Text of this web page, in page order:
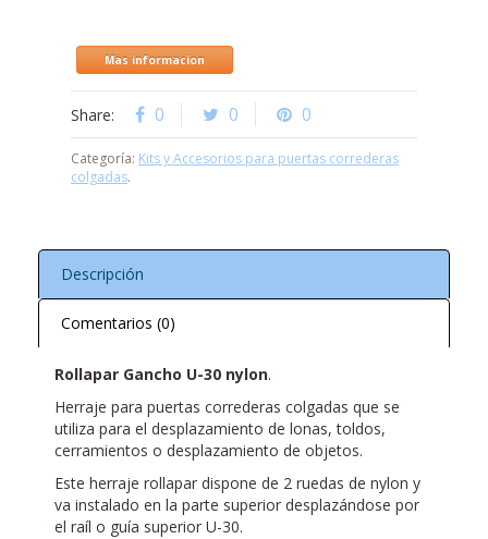
Mas informacion
Share: 0 0 0
Categoría: Kits y Accesorios para puertas correderas
colgadas.
Descripción
Comentarios (0)
Rollapar Gancho U-30 nylon.
Herraje para puertas correderas colgadas que se
utiliza para el desplazamiento de lonas, toldos,
cerramientos o desplazamiento de objetos.
Este herraje rollapar dispone de 2 ruedas de nylon y
va instalado en la parte superior desplazándose por
el raíl o guía superior U-30.